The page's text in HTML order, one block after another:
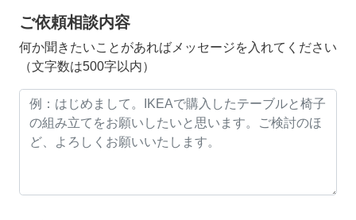
ご依頼相談内容
何か聞きたいことがあればメッセージを入れてください
（文字数は500字以内）